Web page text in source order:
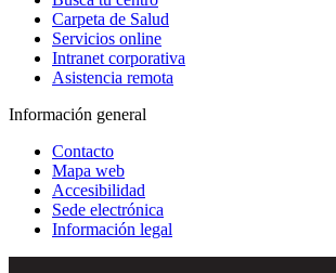
Carpeta de Salud
Servicios online
Intranet corporativa
Asistencia remota
Información general
Contacto
Mapa web
Accesibilidad
Sede electrónica
Información legal